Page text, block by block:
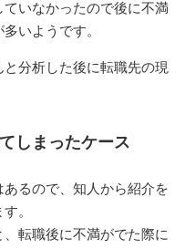
いなかったので後に不満
いようです。
分析した後に転職先の現
しまったケース
るので、知人から紹介を
。
転職後に不満がでた際に